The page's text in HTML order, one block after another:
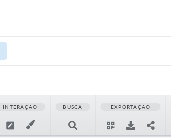
INTERAÇÃO BUSCA EXPORTAÇÃO